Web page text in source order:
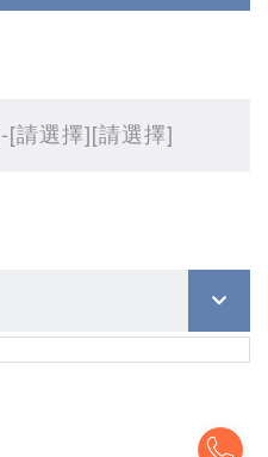
-[請選擇][請選擇]